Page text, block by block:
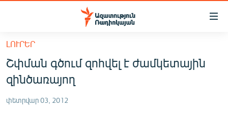
Մատչելիության
հիմնական
բովանդակությանը
Անցնել
հիմնական
մենյուին
ՀԱՅԱՍՏԱՆ
ՔԱՂԱՔԱԿԱՆ
ԸՆՏՐՈՒԹՅՈՒՆՆԵՐ 2026
ԼՈՒՐԵՐ
Շփման գծում զոհվել է ժամկետային
զինծառայող
փետրվար 03, 2012